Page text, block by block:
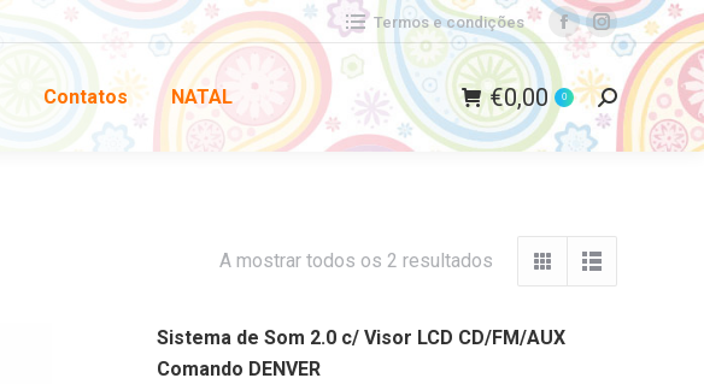
Termos e condições
Facebook
page
opens
in
Instagram
page
opens
in
Contatos NATAL €0,00 0 Search:
A mostrar todos os 2 resultados Ordenado
popularidade
Sistema de Som 2.0 c/ Visor LCD CD/FM/AUX
Comando DENVER